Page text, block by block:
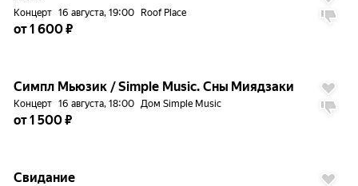
Концерт 16 августа, 19:00 Roof Place
от 1 600 ₽
Симпл Мьюзик / Simple Music. Сны Миядзаки
Концерт 16 августа, 18:00 Дом Simple Music
от 1 500 ₽
Свидание